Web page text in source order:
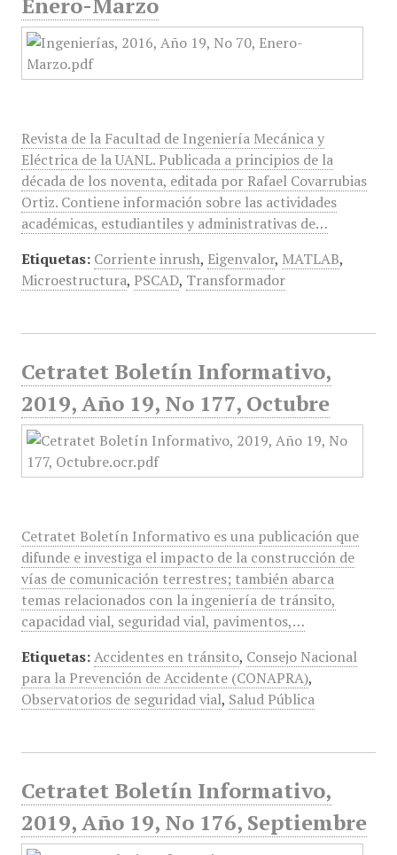
Revista de la Facultad de Ingeniería Mecánica y
Eléctrica de la UANL. Publicada a principios de la
década de los noventa, editada por Rafael Covarrubias
Ortiz. Contiene información sobre las actividades
académicas, estudiantiles y administrativas de…
Etiquetas: Corriente inrush, Eigenvalor, MATLAB,
Microestructura, PSCAD, Transformador
Cetratet Boletín Informativo,
2019, Año 19, No 177, Octubre
Cetratet Boletín Informativo es una publicación que
difunde e investiga el impacto de la construcción de
vías de comunicación terrestres; también abarca
temas relacionados con la ingeniería de tránsito,
capacidad vial, seguridad vial, pavimentos,…
Etiquetas: Accidentes en tránsito, Consejo Nacional
para la Prevención de Accidente (CONAPRA),
Observatorios de seguridad vial, Salud Pública
Cetratet Boletín Informativo,
2019, Año 19, No 176, Septiembre